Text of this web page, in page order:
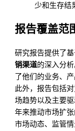
少和生存结
报告覆盖范
研究报告提供了
销渠道的深入分
了他们的业务、
此外，报告包括
场趋势以及主要
年来推动市场扩
市场动态、监管